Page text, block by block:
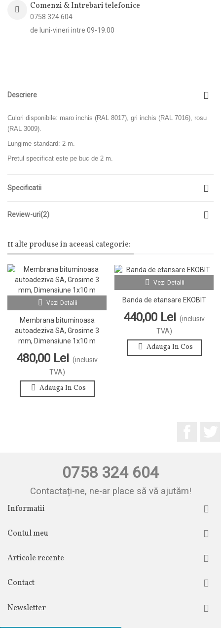
Comenzi & Intrebari telefonice
0758.324.604
de luni-vineri intre 09-19.00
Descriere
Culori disponibile: maro inchis (RAL 8017), gri inchis (RAL 7016), rosu
(RAL 3009).
Lungime standard: 2 m.
Pretul specificat este pe buc de 2 m.
Specificatii
Review-uri(2)
11 alte produse in aceeasi categorie:
Vezi Detalii
Membrana bituminoasa
autoadeziva SA, Grosime 3
mm, Dimensiune 1x10 m
480,00 Lei (inclusiv
TVA)
Adauga In Cos
Vezi Detalii
Banda de etansare EKOBIT
440,00 Lei (inclusiv
TVA)
Adauga In Cos
0758 324 604
Contactați-ne, ne-ar place să vă ajutăm!
Informatii
Contul meu
Articole recente
Contact
Newsletter